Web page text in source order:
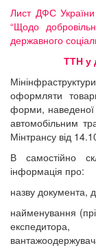
Лист ДФС
“Щодо
державного
ТТН у
оформляти
форми, наведеної
автомобільним
Мінтрансу від
В самостійно
інформація про:
назву документа,
найменування
експедитора,